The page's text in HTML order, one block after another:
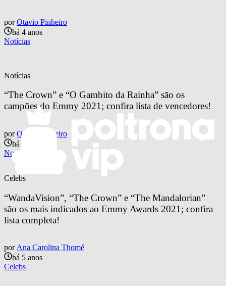
por Otavio Pinheiro
há 4 anos
Notícias
Notícias
“The Crown” e “O Gambito da Rainha” são os
campões do Emmy 2021; confira lista de vencedores!
por Otavio Pinheiro
há 4 anos
Notícias
Celebs
“WandaVision”, “The Crown” e “The Mandalorian”
são os mais indicados ao Emmy Awards 2021; confira
lista completa!
por Ana Carolina Thomé
há 5 anos
Celebs